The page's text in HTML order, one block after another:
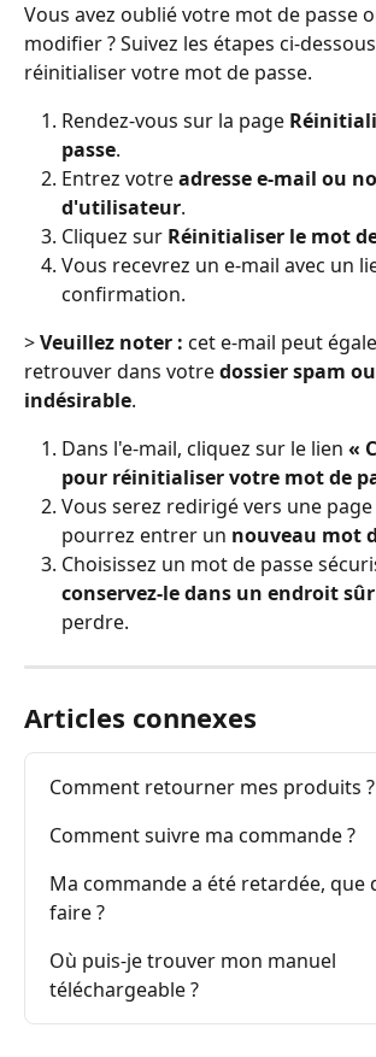
Vous avez oublié votre mot de passe
modifier ? Suivez les étapes ci-
réinitialiser votre mot de passe.
Rendez-vous sur la page
passe.
Entrez votre adresse e-mail ou
d'utilisateur.
Cliquez sur Réinitialiser le mot
Vous recevrez un e-mail avec un
confirmation.
> Veuillez noter : cet e-mail peut
retrouver dans votre dossier spam
indésirable.
Dans l'e-mail, cliquez sur le lien «
pour réinitialiser votre mot de
Vous serez redirigé vers une
pourrez entrer un nouveau mot
Choisissez un mot de passe
conservez-le dans un endroit sûr
perdre.
Articles connexes
Comment retourner mes produits ?
Comment suivre ma commande ?
Ma commande a été retardée, que
faire ?
Où puis-je trouver mon manuel
téléchargeable ?